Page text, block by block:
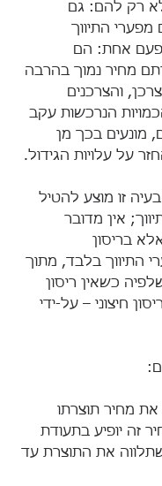
רק להם: גם
התיווך
אחת: הם
מחיר נמוך בהרבה
והצרכנים
הנרכשות עקב
מונעים בכך מן
על עלויות הגידול.
זו מוצע להטיל
אין מדובר
בריסון
התיווך בלבד, מתוך
כשאין ריסון
חיצוני – על-ידי
את מחיר תוצרתו
זה יופיע בתעודת
את התוצרת עד